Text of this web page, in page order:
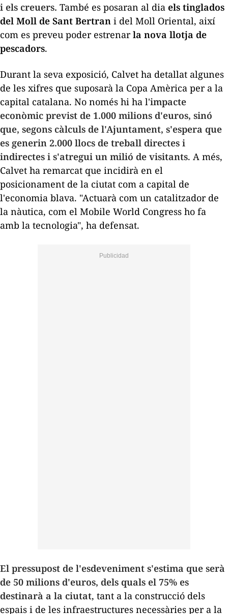
i els creuers. També es posaran al dia els tinglados
del Moll de Sant Bertran i del Moll Oriental, així
com es preveu poder estrenarla nova llotja de
pescadors.
Durant la seva exposició, Calvet ha detallat algunes
de les xifres que suposarà la Copa Amèrica per a la
capital catalana. No només hi ha l'impacte
econòmic previst de 1.000 milions d'euros, sinó
que, segons càlculs de l'Ajuntament, s'espera que
es generin 2.000 llocs de treball directes i
indirectes i s'atregui un milió de visitants. A més,
Calvet ha remarcat que incidirà en el
posicionament de la ciutat com a capital de
l'economia blava. "Actuarà com un catalitzador de
la nàutica, com el Mobile World Congress ho fa
amb la tecnologia", ha defensat.
El pressupost de l'esdeveniment s'estima que serà
de 50 milions d'euros, dels quals el 75% es
destinarà a la ciutat, tant a la construcció dels
espais i de les infraestructures necessàries per a la